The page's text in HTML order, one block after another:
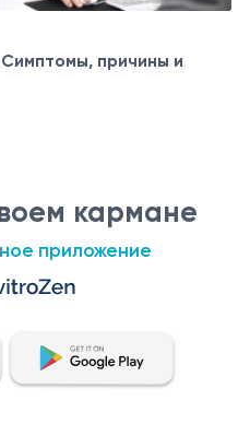
причины и
кармане
приложение